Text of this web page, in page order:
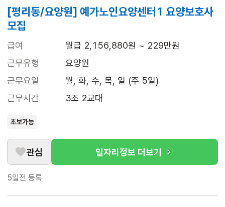
[평리동/요양원] 예가노인요양센터1 요양보호사
모집
급여
월급 2,156,880원 ~ 229만원
근무유형
요양원
근무요일
월, 화, 수, 목, 일 (주 5일)
근무시간
3조 2교대
초보가능
관심 일자리정보 더보기
5일전 등록